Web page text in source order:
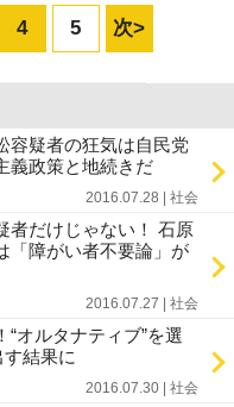
4 5 次>
容疑者の狂気は自民党
義政策と地続きだ
2016.07.28 | 社会
者だけじゃない！ 石原
「障がい者不要論」が
2016.07.27 | 社会
オルタナティブ”を選
す結果に
2016.07.30 | 社会